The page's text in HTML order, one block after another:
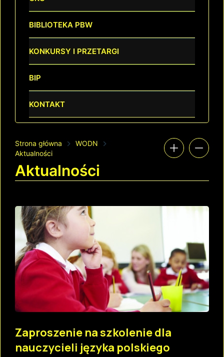
BIBLIOTEKA PBW
KONKURSY I PRZETARGI
BIP
KONTAKT
Strona główna
WODN
Aktualności
Aktualności
Zaproszenie na szkolenie dla
nauczycieli języka polskiego